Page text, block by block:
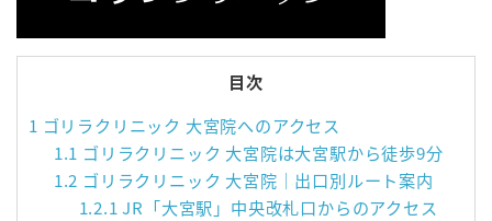
目次
1 ゴリラクリニック 大宮院へのアクセス
1.1 ゴリラクリニック 大宮院は大宮駅から徒歩9分
1.2 ゴリラクリニック 大宮院｜出口別ルート案内
1.2.1 JR「大宮駅」中央改札口からのアクセス